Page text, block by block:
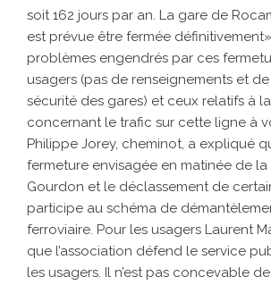
soit 162 jours par an. La gare de
est prévue être fermée
problèmes engendrés par ces
usagers (pas de renseignements et
sécurité des gares) et ceux relatifs à
concernant le trafic sur cette ligne à
Philippe Jorey, cheminot, a expliqué
fermeture envisagée en matinée de
Gourdon et le déclassement de
participe au schéma de
ferroviaire. Pour les usagers Laurent
que l’association défend le service
les usagers. Il n’est pas concevable